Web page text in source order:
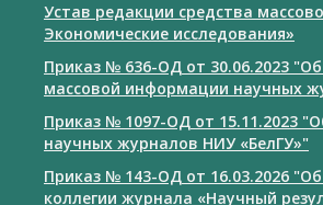
Устав редакции средства
Экономические исследования»
Приказ № 636-ОД от 30.06.2023
массовой информации научных
Приказ № 1097-ОД от 15.11.2023
научных журналов НИУ «БелГУ»"
Приказ № 143-ОД от 16.03.2026
коллегии журнала «Научный